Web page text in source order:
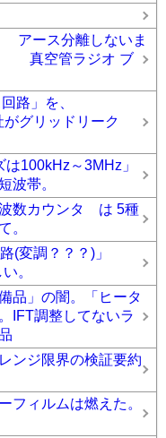
ース分離しないま
: 真空管ラジオ ブ
路」を、
がグリッドリーク
100kHz～3MHz」
波帯。
波数カウンタ は 5種
。
(変調？？？)」
。
品」の闇。「ヒータ
IFT調整してないラ
ンジ限界の検証要約
ィルムは燃えた。